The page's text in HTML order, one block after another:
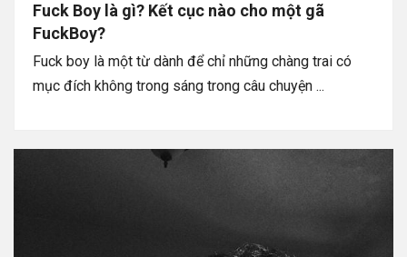
Fuck Boy là gì? Kết cục nào cho một gã
FuckBoy?
Fuck boy là một từ dành để chỉ những chàng trai có
mục đích không trong sáng trong câu chuyện ...